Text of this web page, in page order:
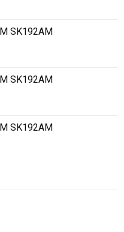
SK192AM
SK192AM
SK192AM